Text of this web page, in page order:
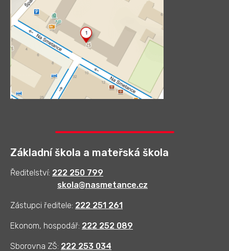
Základní škola a mateřská škola
Ředitelství: 222 250 799
skola@nasmetance.cz
Zástupci ředitele: 222 251 261
Ekonom, hospodář: 222 252 089
Sborovna ZŠ: 222 253 034